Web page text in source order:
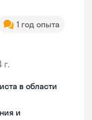
1 год опыта
г.
в области
и